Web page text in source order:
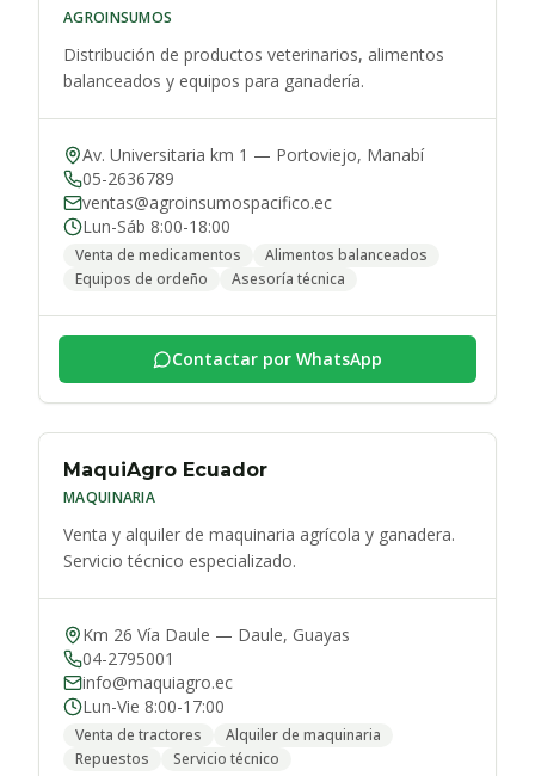
AGROINSUMOS
Distribución de productos veterinarios, alimentos
balanceados y equipos para ganadería.
Av. Universitaria km 1 — Portoviejo, Manabí
05-2636789
ventas@agroinsumospacifico.ec
Lun-Sáb 8:00-18:00
Venta de medicamentos
Alimentos balanceados
Equipos de ordeño
Asesoría técnica
Contactar por WhatsApp
MaquiAgro Ecuador
MAQUINARIA
Venta y alquiler de maquinaria agrícola y ganadera.
Servicio técnico especializado.
Km 26 Vía Daule — Daule, Guayas
04-2795001
info@maquiagro.ec
Lun-Vie 8:00-17:00
Venta de tractores
Alquiler de maquinaria
Repuestos
Servicio técnico